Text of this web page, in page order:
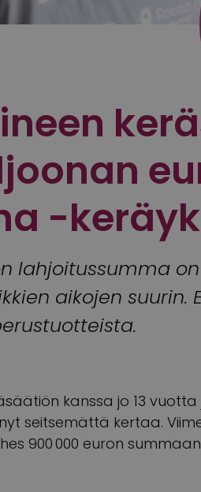
-
lahjoitussumma
aikojen suurin.
kanssa jo 13 vuotta
seitsemättä kertaa.
900 000 euron